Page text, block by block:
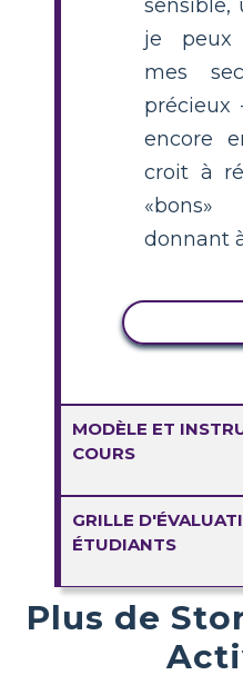
sensible,
je peux
mes
précieux
encore
croit à
donnant
MODÈLE ET
COURS
GRILLE
ÉTUDIANTS
Plus de